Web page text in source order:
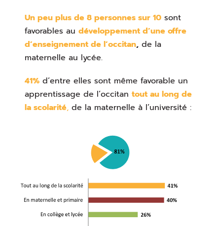
Un peu plus de 8 personnes sur 10 sont
favorables au développement d’une offre
d’enseignement de l’occitan, de la
maternelle au lycée.
41% d’entre elles sont même favorable un
apprentissage de l’occitan tout au long de
la scolarité, de la maternelle à l’université :